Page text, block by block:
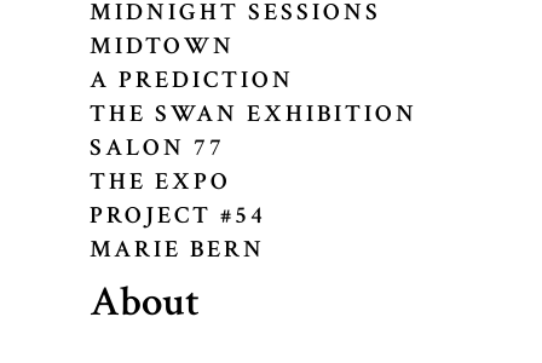
MIDNIGHT SESSIONS
MIDTOWN
A PREDICTION
THE SWAN EXHIBITION
SALON 77
THE EXPO
PROJECT #54
MARIE BERN
About